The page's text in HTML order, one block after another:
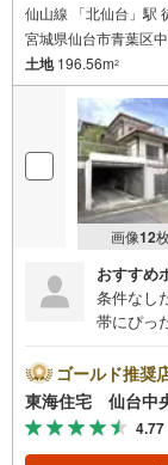
仙山線 「北仙台」駅
宮城県仙台市青葉区
土地196.56m2
画像12
おすすめ
条件なし
帯にぴっ
アも徒歩数分圏内 通学にも優し
《教育
校 徒歩
m）*認定
ゴールド推奨
東海住宅 仙台中
4.77